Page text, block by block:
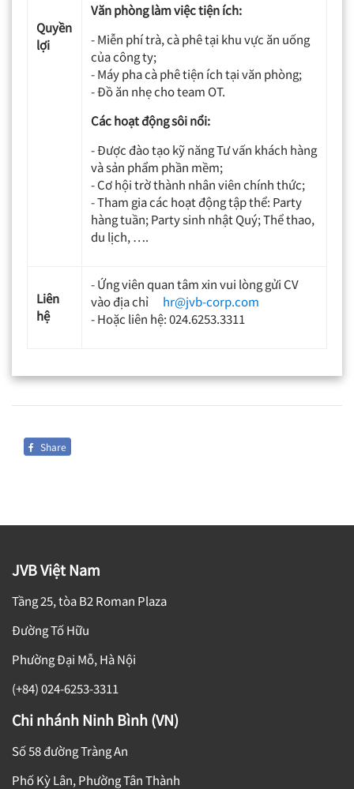
Quyền
lợi
Văn phòng làm việc tiện ích:
- Miễn phí trà, cà phê tại khu vực ăn uống
của công ty;
- Máy pha cà phê tiện ích tại văn phòng;
- Đồ ăn nhẹ cho team OT.
Các hoạt động sôi nổi:
- Được đào tạo kỹ năng Tư vấn khách hàng
và sản phẩm phần mềm;
- Cơ hội trờ thành nhân viên chính thức;
- Tham gia các hoạt động tập thể: Party
hàng tuần; Party sinh nhật Quý; Thể thao,
du lịch, ….
Liên
hệ
- Ứng viên quan tâm xin vui lòng gửi CV
vào địa chỉ
hr@jvb-corp.com
- Hoặc liên hệ: 024.6253.3311
Share
JVB Việt Nam
Tầng 25, tòa B2 Roman Plaza
Đường Tố Hữu
Phường Đại Mỗ, Hà Nội
(+84) 024-6253-3311
Chi nhánh Ninh Bình (VN)
Số 58 đường Tràng An
Phố Kỳ Lân, Phường Tân Thành